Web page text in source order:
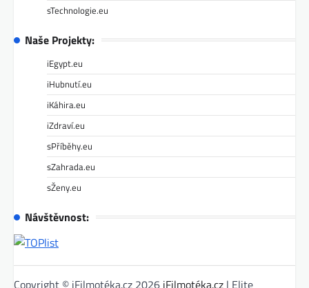
sTechnologie.eu
Naše Projekty:
iEgypt.eu
iHubnutí.eu
iKáhira.eu
iZdraví.eu
sPříběhy.eu
sZahrada.eu
sŽeny.eu
Návštěvnost:
Copyright © iFilmotéka.cz 2026 iFilmotéka.cz | Elite